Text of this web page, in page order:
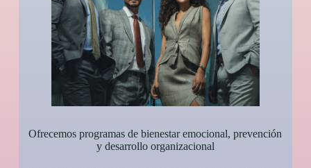
Ofrecemos programas de bienestar emocional, prevención
y desarrollo organizacional